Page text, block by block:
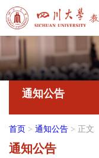
通知公告
首页 > 通知公告 > 正文
通知公告